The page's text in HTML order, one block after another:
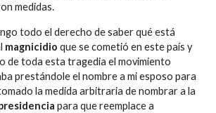
medidas.
todo el derecho de saber qué está
magnicidio que se cometió en este país y
de toda esta tragedia el movimiento
prestándole el nombre a mi esposo para
la medida arbitraria de nombrar a la
para que reemplace a